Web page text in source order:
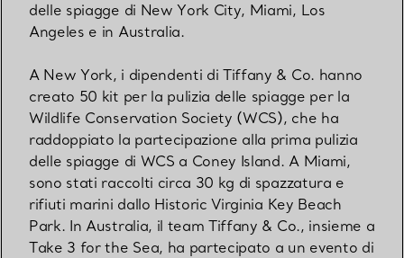
delle spiagge di New York City, Miami, Los
Angeles e in Australia.
A New York, i dipendenti di Tiffany & Co. hanno
creato 50 kit per la pulizia delle spiagge per la
Wildlife Conservation Society (WCS), che ha
raddoppiato la partecipazione alla prima pulizia
delle spiagge di WCS a Coney Island. A Miami,
sono stati raccolti circa 30 kg di spazzatura e
rifiuti marini dallo Historic Virginia Key Beach
Park. In Australia, il team Tiffany & Co., insieme a
Take 3 for the Sea, ha partecipato a un evento di